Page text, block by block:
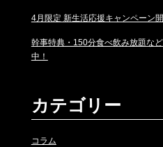
4月限定 新生活応援キャンペーン開
幹事特典・150分食べ飲み放題な
中！
カテゴリー
コラム